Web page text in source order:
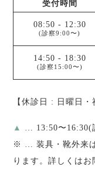
受付時間
08:50 - 12:30
(診察9:00〜)
14:50 - 18:30
(診察15:00〜)
【休診日 : 日曜日・
▲
… 13:50〜16:30(
※ … 装具・靴外来
ります。詳しくはお